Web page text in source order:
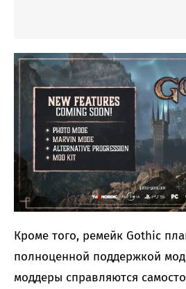
Кроме того, ремейк Gothic
полноценной поддержкой
моддеры справляются